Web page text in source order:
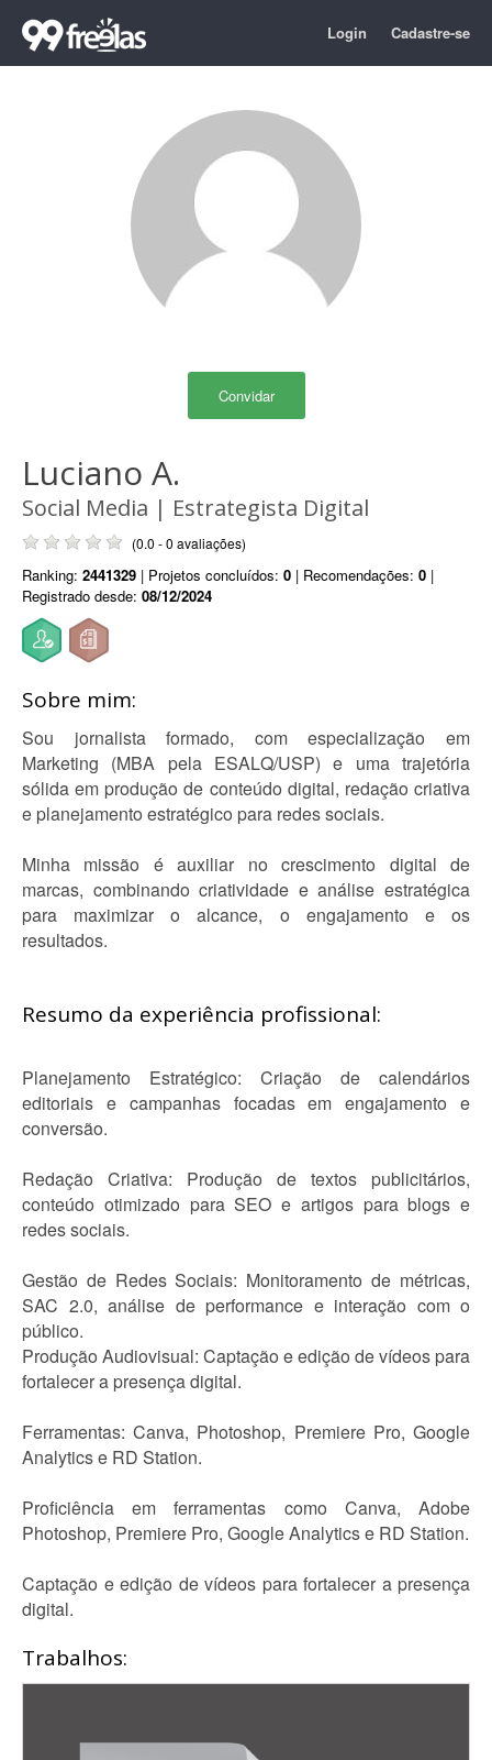
Login Cadastre-se
Convidar
Luciano A.
Social Media | Estrategista Digital
(0.0 - 0 avaliações)
Ranking: 2441329 | Projetos concluídos: 0 | Recomendações: 0 |
Registrado desde: 08/12/2024
Sobre mim:
Sou jornalista formado, com especialização em
Marketing (MBA pela ESALQ/USP) e uma trajetória
sólida em produção de conteúdo digital, redação criativa
e planejamento estratégico para redes sociais.
Minha missão é auxiliar no crescimento digital de
marcas, combinando criatividade e análise estratégica
para maximizar o alcance, o engajamento e os
resultados.
Resumo da experiência profissional:
Planejamento Estratégico: Criação de calendários
editoriais e campanhas focadas em engajamento e
conversão.
Redação Criativa: Produção de textos publicitários,
conteúdo otimizado para SEO e artigos para blogs e
redes sociais.
Gestão de Redes Sociais: Monitoramento de métricas,
SAC 2.0, análise de performance e interação com o
público.
Produção Audiovisual: Captação e edição de vídeos para
fortalecer a presença digital.
Ferramentas: Canva, Photoshop, Premiere Pro, Google
Analytics e RD Station.
Proficiência em ferramentas como Canva, Adobe
Photoshop, Premiere Pro, Google Analytics e RD Station.
Captação e edição de vídeos para fortalecer a presença
digital.
Trabalhos: